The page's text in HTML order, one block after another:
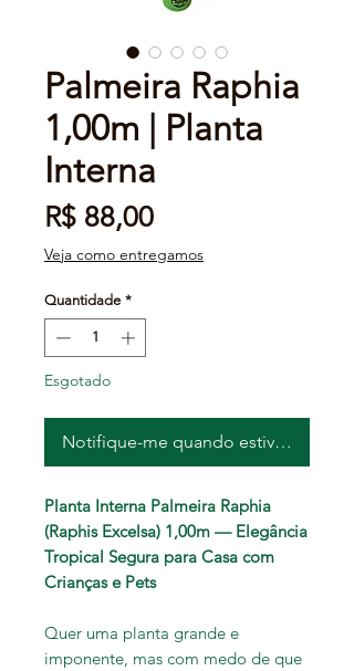
Palmeira Raphia
1,00m | Planta
Interna
R$ 88,00Preço
Veja como entregamos
Quantidade *
Esgotado
Notifique-me quando estiver
Planta Interna Palmeira Raphia
(Raphis Excelsa) 1,00m — Elegância
Tropical Segura para Casa com
Crianças e Pets
Quer uma planta grande e
imponente, mas com medo de que